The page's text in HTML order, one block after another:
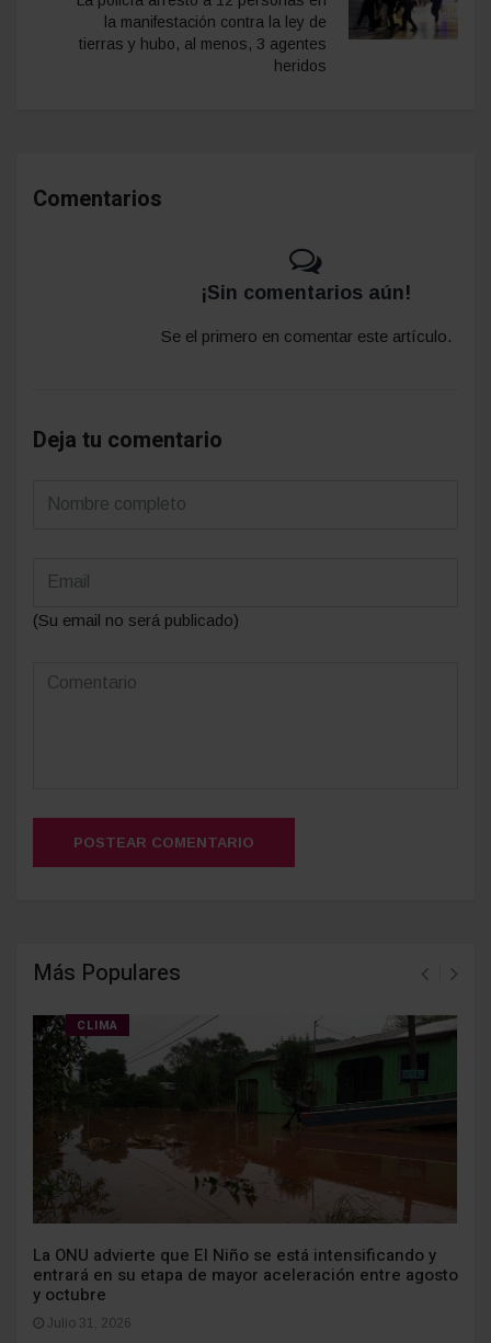
la manifestación contra la ley de
tierras y hubo, al menos, 3 agentes
heridos
Comentarios
¡Sin comentarios aún!
Se el primero en comentar este artículo.
Deja tu comentario
(Su email no será publicado)
POSTEAR COMENTARIO
Más Populares
CLIMA
La ONU advierte que El Niño se está intensificando y
entrará en su etapa de mayor aceleración entre agosto
y octubre
Julio 31, 2026